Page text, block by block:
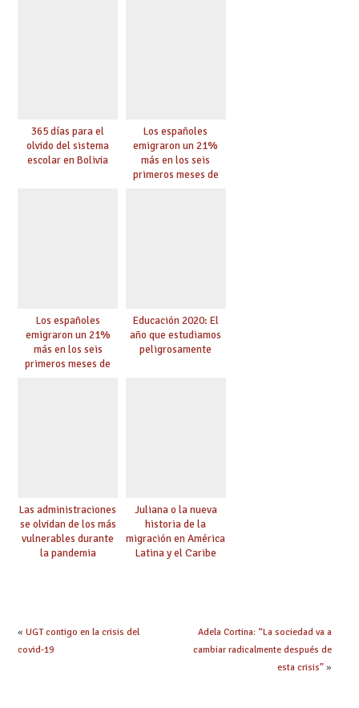
365 días para el
olvido del sistema
escolar en Bolivia
Los españoles
emigraron un 21%
más en los seis
primeros meses de
Los españoles
emigraron un 21%
más en los seis
primeros meses de
Educación 2020: El
año que estudiamos
peligrosamente
Las administraciones
se olvidan de los más
vulnerables durante
la pandemia
Juliana o la nueva
historia de la
migración en América
Latina y el Caribe
« UGT contigo en la crisis del
covid-19
Adela Cortina: “La sociedad va a
cambiar radicalmente después de
esta crisis”»